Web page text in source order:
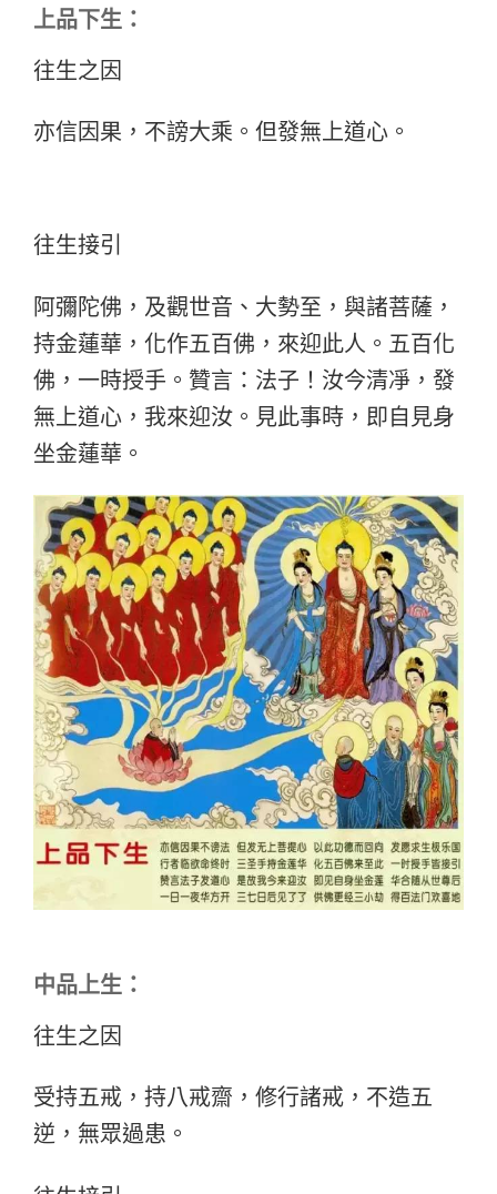
上品下生：
往生之因
亦信因果，不謗大乘。但發無上道心。
往生接引
阿彌陀佛，及觀世音、大勢至，與諸菩薩，
持金蓮華，化作五百佛，來迎此人。五百化
佛，一時授手。贊言：法子！汝今清凈，發
無上道心，我來迎汝。見此事時，即自見身
坐金蓮華。
中品上生：
往生之因
受持五戒，持八戒齋，修行諸戒，不造五
逆，無眾過患。